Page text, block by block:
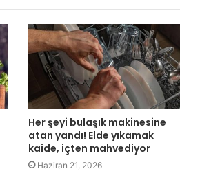
Her şeyi bulaşık makinesine
atan yandı! Elde yıkamak
kaide, içten mahvediyor
Haziran 21, 2026